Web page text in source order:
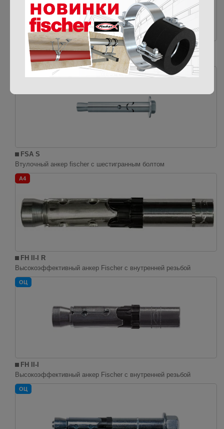
FSA B
Втулочный анкер fischer с гайкой и шайбой
FSA S
Втулочный анкер fischer с шестигранным болтом
A4
FH II-I R
Высокоэффективный анкер Fischer с внутренней резьбой
ОЦ
FH II-I
Высокоэффективный анкер Fischer с внутренней резьбой
ОЦ